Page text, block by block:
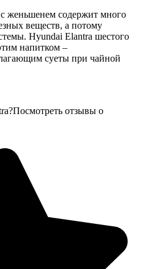
женьшенем содержит много
веществ, а потому
Hyundai Elantra шестого
напитком –
суеты при чайной
отзывы о